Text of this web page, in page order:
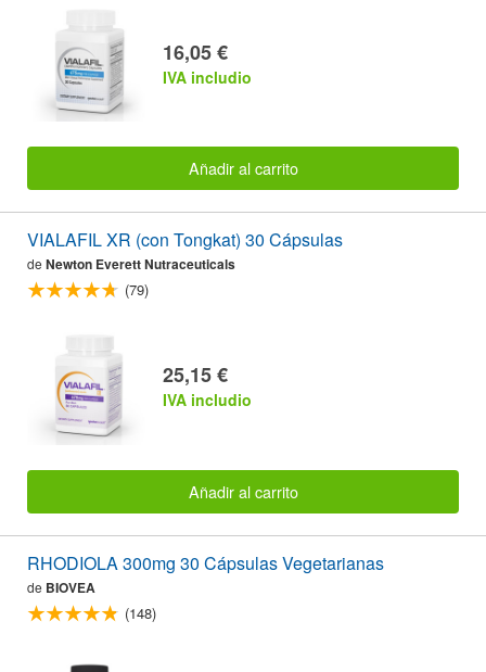
16,05 €
IVA includio
Añadir al carrito
VIALAFIL XR (con Tongkat) 30 Cápsulas
de Newton Everett Nutraceuticals
(79)
25,15 €
IVA includio
Añadir al carrito
RHODIOLA 300mg 30 Cápsulas Vegetarianas
de BIOVEA
(148)